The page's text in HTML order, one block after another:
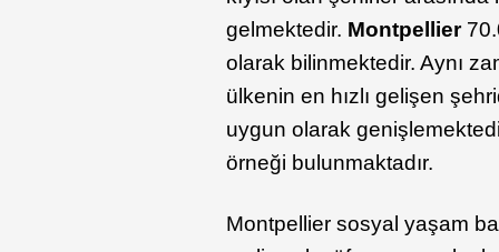
gelmektedir. Montpellier
olarak bilinmektedir. Aynı
ülkenin en hızlı gelişen
uygun olarak
örneği bulunmaktadır.
Montpellier sosyal yaşam